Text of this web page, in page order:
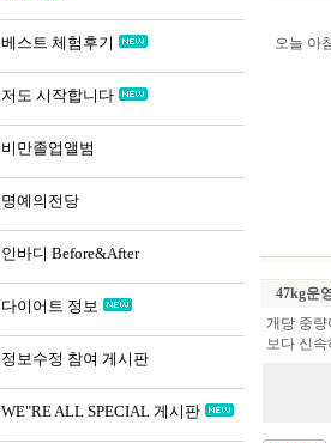
베스트 체험후기
저도 시작합니다
비만졸업앨범
명예의전당
인바디 Before&After
다이어트 정보
정보수정 참여 게시판
WE"RE ALL SPECIAL 게시판
오늘 아
47kg운
개당 중
보다 신